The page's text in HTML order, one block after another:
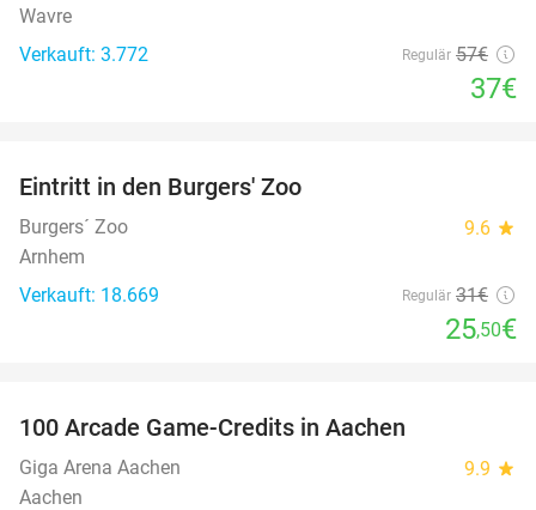
Wavre
Verkauft: 3.772
Regulär 57€
37€
Eintritt in den Burgers' Zoo
Burgers´ Zoo 9.6 star
Arnhem
Verkauft: 18.669
Regulär 31€
25,50€
100 Arcade Game-Credits in Aachen
Giga Arena Aachen 9.9 star
Aachen